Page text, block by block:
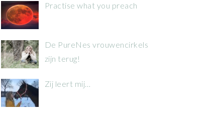
Practise what you preach
De PureNes vrouwencirkels
zijn terug!
Zij leert mij…